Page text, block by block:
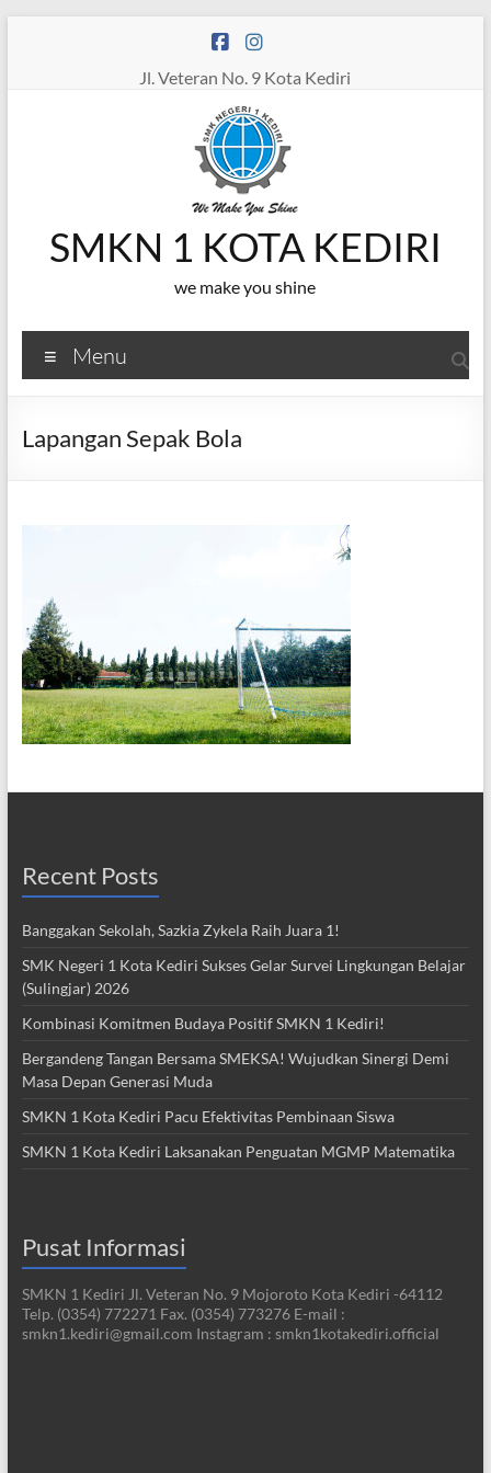
Jl. Veteran No. 9 Kota Kediri
SMKN 1 KOTA KEDIRI
we make you shine
Menu
Lapangan Sepak Bola
Recent Posts
Banggakan Sekolah, Sazkia Zykela Raih Juara 1!
SMK Negeri 1 Kota Kediri Sukses Gelar Survei Lingkungan Belajar
(Sulingjar) 2026
Kombinasi Komitmen Budaya Positif SMKN 1 Kediri!
Bergandeng Tangan Bersama SMEKSA! Wujudkan Sinergi Demi
Masa Depan Generasi Muda
SMKN 1 Kota Kediri Pacu Efektivitas Pembinaan Siswa
SMKN 1 Kota Kediri Laksanakan Penguatan MGMP Matematika
Pusat Informasi
SMKN 1 Kediri Jl. Veteran No. 9 Mojoroto Kota Kediri -64112
Telp. (0354) 772271 Fax. (0354) 773276 E-mail :
smkn1.kediri@gmail.com Instagram : smkn1kotakediri.official